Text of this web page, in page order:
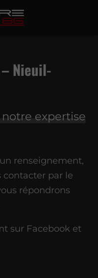
Nieuil-
expertise
renseignement,
contacter par le
répondrons
sur Facebook et